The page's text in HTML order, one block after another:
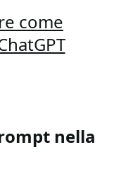
come
nella